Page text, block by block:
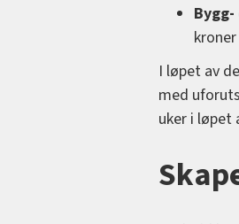
I løpet av
med
uker i løpet